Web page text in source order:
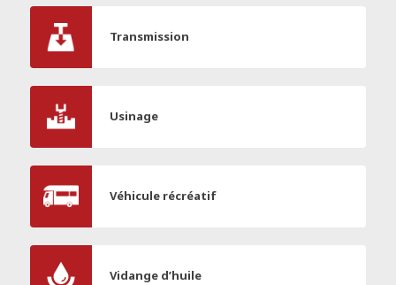
Transmission
Usinage
Véhicule récréatif
Vidange d’huile